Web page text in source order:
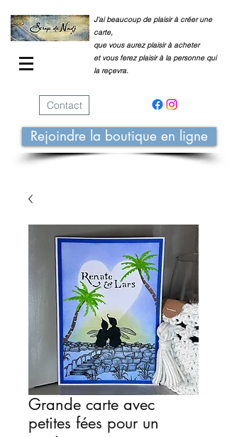
J'ai beaucoup de plaisir à créer une
carte,
que vous aurez plaisir à acheter
et vous ferez plaisir à la personne qui
la reçevra.
Contact
Rejoindre la boutique en ligne
Grande carte avec
petites fées pour un